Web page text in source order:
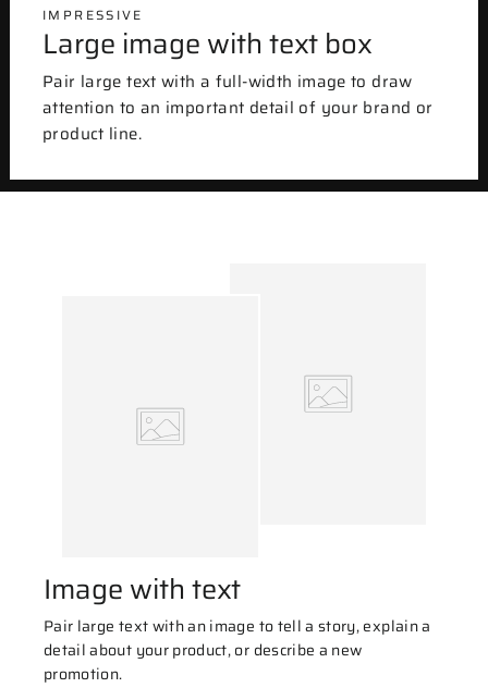
IMPRESSIVE
Large image with text box
Pair large text with a full-width image to draw
attention to an important detail of your brand or
product line.
Image with text
Pair large text with an image to tell a story, explain a
detail about your product, or describe a new
promotion.